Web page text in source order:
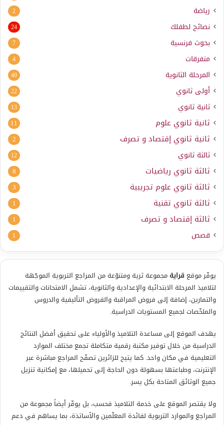
رياضة 2
نصائح لطفلك 24
بحوث فرنسية 7
متفرقات 4
المرحلة الثانوية 49
أولى ثانوي 22
ثانية ثانوي 13
ثانية ثانوي علوم 11
ثانية ثانوي إقتصاد و تصرف 2
ثالثة ثانوي 12
ثالثة ثانوي رياضيات 8
ثالثة ثانوي علوم تجريبية 3
ثالثة ثانوي تقنية 1
ثالثة إقتصاد و تصرف 1
قصص 1
يوفّر موقع قرايةمجموعة ثرية ومتنوّعة من المراجع التربوية الموجّهة
لتلاميذ المرحلة الابتدائية والإعدادية والثانوية، تشمل الامتحانات والتقييمات
والتمارين، إضافة إلى فروض المراقبة والفروض التأليفية والدروس
والملخّصات لجميع المستويات الدراسية.
يهدف الموقع إلى مساعدة التلاميذ والأولياء على تحقيق أفضل النتائج
الدراسية من خلال توفير مكتبة رقمية متكاملة تجمع مختلف الموارد
التعليمية في مكان واحد. كما يتيح للزائرين تصفّح المراجع مباشرة عبر
الإنترنت، وطباعتها بسهولة دون الحاجة إلى تحميلها، مع إمكانية تنزيل
جميع الوثائق المتاحة بكل يسر.
ولا يقتصر الموقع على خدمة التلاميذ فحسب، بل يوفّر أيضاً مجموعة من
المراجع والموارد التربوية لفائدة المعلّمين والأساتذة، بما يساهم في دعم